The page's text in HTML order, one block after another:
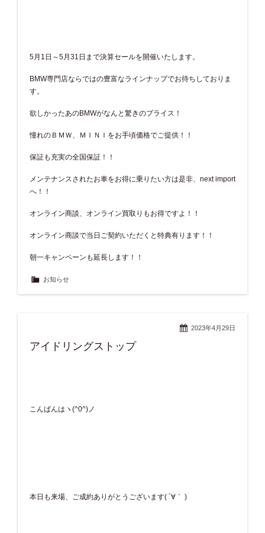
5月1日～5月31日まで決算セールを開催いたします。
BMW専門店ならではの豊富なラインナップでお待ちしておりま
す。
欲しかったあのBMWがなんと驚きのプライス！
憧れのＢＭＷ、ＭＩＮＩをお手頃価格でご提供！！
保証も充実の全国保証！！
メンテナンスされたお車をお得に乗りたい方は是非、next import
へ！！
オンライン商談、オンライン買取りもお得ですよ！！
オンライン商談で当日ご契約いただくと特典有ります！！
朝一キャンペーンも延長します！！
お知らせ
2023年4月29日
アイドリングストップ
こんばんはヽ(^0^)ノ
本日も来場、ご成約ありがとうございます( ´∀｀ )